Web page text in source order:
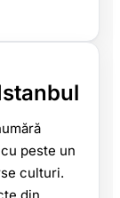
peste un
culturi.